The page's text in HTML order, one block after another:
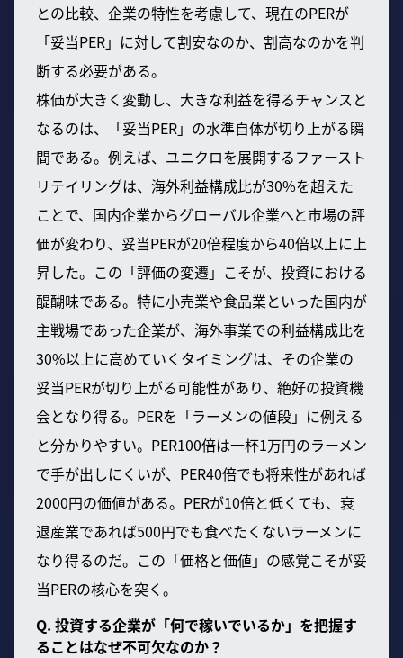
との比較、企業の特性を考慮して、現在のPERが
「妥当PER」に対して割安なのか、割高なのかを判
断する必要がある。
株価が大きく変動し、大きな利益を得るチャンスと
なるのは、「妥当PER」の水準自体が切り上がる瞬
間である。例えば、ユニクロを展開するファースト
リテイリングは、海外利益構成比が30%を超えた
ことで、国内企業からグローバル企業へと市場の評
価が変わり、妥当PERが20倍程度から40倍以上に上
昇した。この「評価の変遷」こそが、投資における
醍醐味である。特に小売業や食品業といった国内が
主戦場であった企業が、海外事業での利益構成比を
30%以上に高めていくタイミングは、その企業の
妥当PERが切り上がる可能性があり、絶好の投資機
会となり得る。PERを「ラーメンの値段」に例える
と分かりやすい。PER100倍は一杯1万円のラーメン
で手が出しにくいが、PER40倍でも将来性があれば
2000円の価値がある。PERが10倍と低くても、衰
退産業であれば500円でも食べたくないラーメンに
なり得るのだ。この「価格と価値」の感覚こそが妥
当PERの核心を突く。
Q. 投資する企業が「何で稼いでいるか」を把握す
ることはなぜ不可欠なのか？